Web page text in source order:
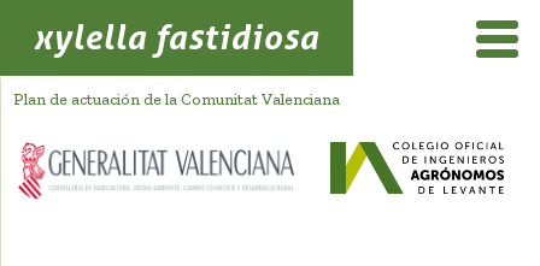
xylella fastidiosa
Plan de actuación de la Comunitat Valenciana